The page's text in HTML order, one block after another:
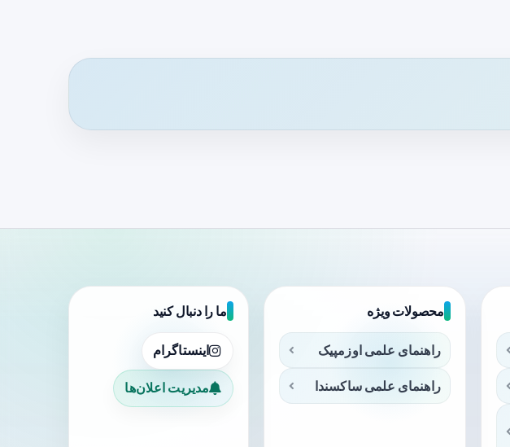
محصولات ویژه
راهنمای علمی اوزمپیک
راهنمای علمی ساکسندا
ما را دنبال کنید
اینستاگرام
مدیریت اعلان‌ها